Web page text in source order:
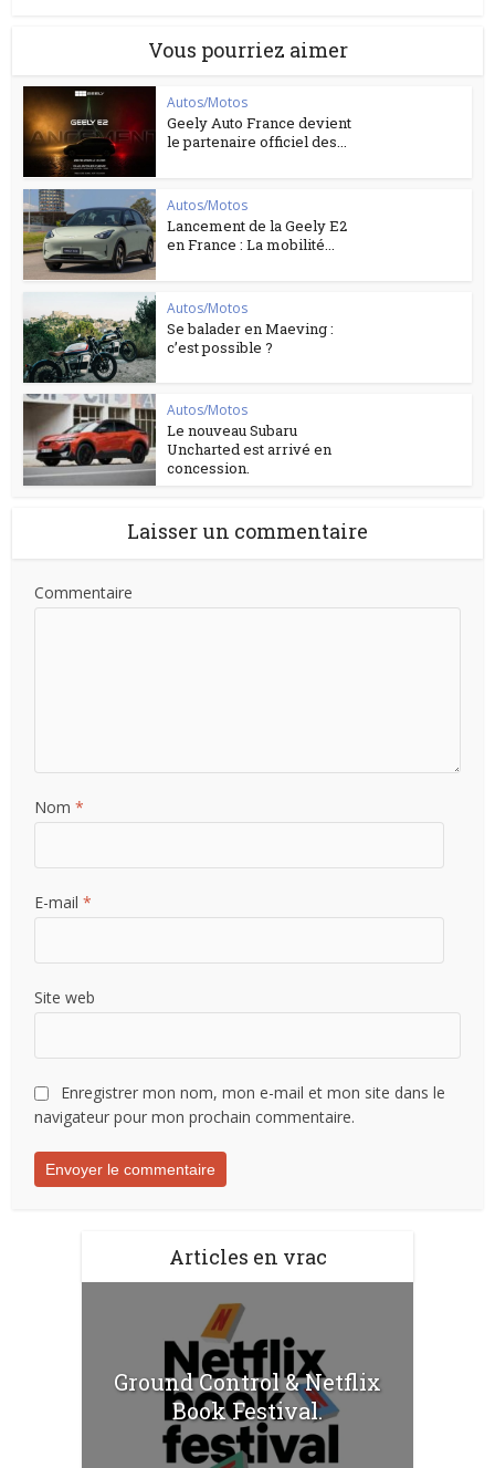
Vous pourriez aimer
Autos/Motos
Geely Auto France devient
le partenaire officiel des...
Autos/Motos
Lancement de la Geely E2
en France : La mobilité...
Autos/Motos
Se balader en Maeving :
c’est possible ?
Autos/Motos
Le nouveau Subaru
Uncharted est arrivé en
concession.
Laisser un commentaire
Commentaire
Nom*
E-mail*
Site web
Enregistrer mon nom, mon e-mail et mon site dans le
navigateur pour mon prochain commentaire.
Articles en vrac
Ground Control & Netflix
Book Festival.